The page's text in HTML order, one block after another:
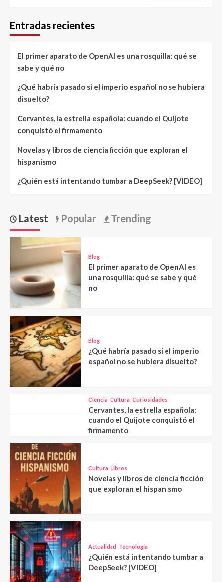
Entradas recientes
El primer aparato de OpenAI es una rosquilla: qué se
sabe y qué no
¿Qué habría pasado si el imperio español no se hubiera
disuelto?
Cervantes, la estrella española: cuando el Quijote
conquistó el firmamento
Novelas y libros de ciencia ficción que exploran el
hispanismo
¿Quién está intentando tumbar a DeepSeek? [VIDEO]
Latest Popular Trending
Blog
El primer aparato de OpenAI es
una rosquilla: qué se sabe y qué
no
Blog
¿Qué habría pasado si el imperio
español no se hubiera disuelto?
Ciencia Cultura Curiosidades
Cervantes, la estrella española:
cuando el Quijote conquistó el
firmamento
Cultura Libros
Novelas y libros de ciencia ficción
que exploran el hispanismo
Actualidad Tecnología
¿Quién está intentando tumbar a
DeepSeek? [VIDEO]